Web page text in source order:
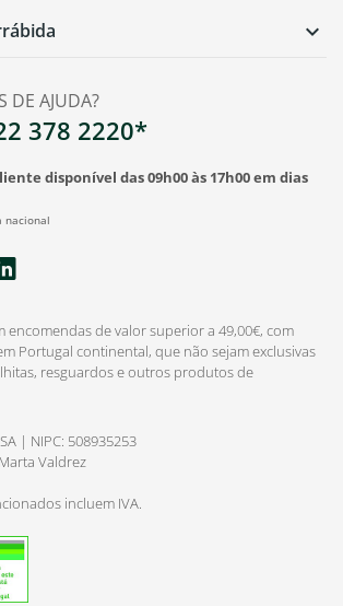
DE AJUDA?
378 2220*
disponível das 09h00 às 17h00 em dias
nacional

encomendas de valor superior a 49,00€, com
Portugal continental, que não sejam exclusivas
resguardos e outros produtos de
| NIPC: 508935253
Valdrez
incluem IVA.